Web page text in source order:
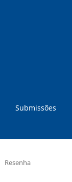
Submissões
Resenha